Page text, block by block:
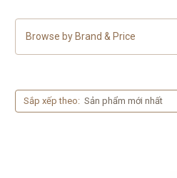
Browse by Brand & Price
Sắp xếp theo: